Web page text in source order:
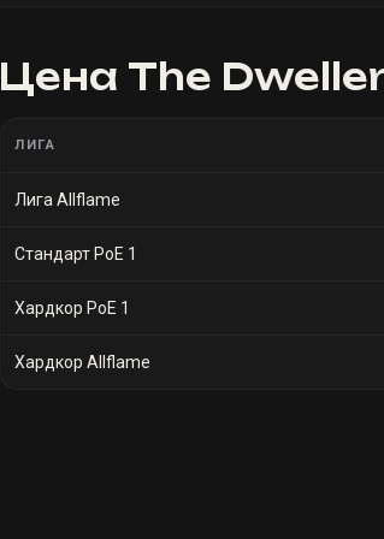
Цена The
ЛИГА
Лига Allflame
Стандарт PoE 1
Хардкор PoE 1
Хардкор Allflame